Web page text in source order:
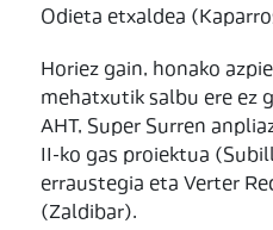
Odieta etxaldea
Horiez gain, honako
mehatxutik salbu ere ez
AHT, Super Surren
II-ko gas proiektua
erraustegia eta Verter
(Zaldibar).